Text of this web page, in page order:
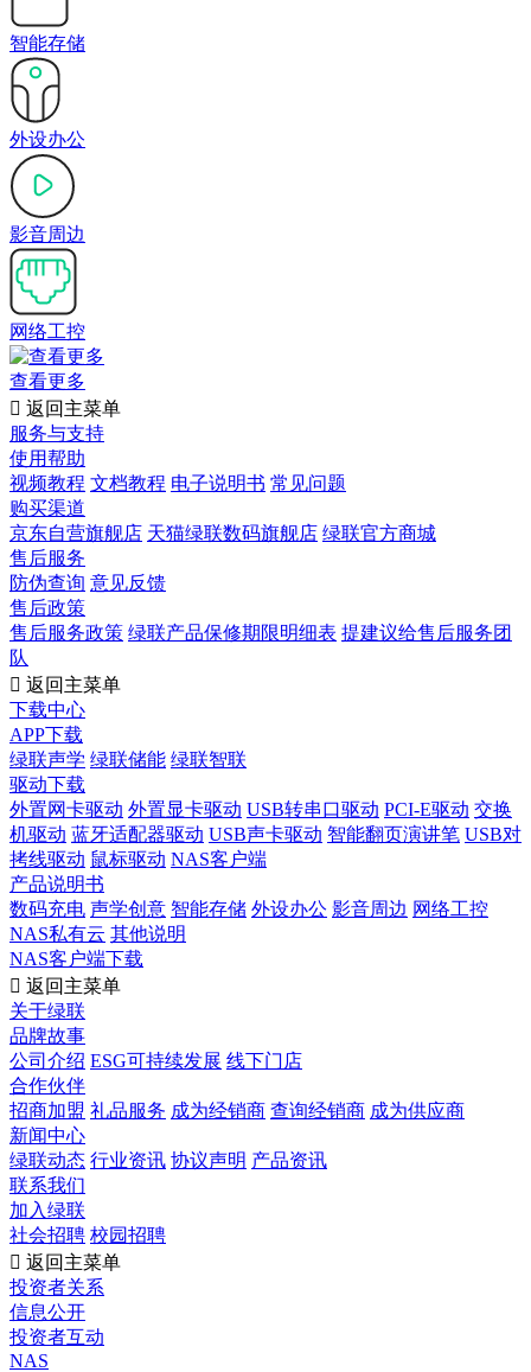
智能存储
外设办公
影音周边
网络工控
查看更多
 返回主菜单
服务与支持
使用帮助
视频教程 文档教程 电子说明书 常见问题
购买渠道
京东自营旗舰店 天猫绿联数码旗舰店 绿联官方商城
售后服务
防伪查询 意见反馈
售后政策
售后服务政策 绿联产品保修期限明细表 提建议给售后服务团
队
 返回主菜单
下载中心
APP下载
绿联声学 绿联储能 绿联智联
驱动下载
外置网卡驱动 外置显卡驱动 USB转串口驱动 PCI-E驱动 交换
机驱动 蓝牙适配器驱动 USB声卡驱动 智能翻页演讲笔 USB对
拷线驱动 鼠标驱动 NAS客户端
产品说明书
数码充电 声学创意 智能存储 外设办公 影音周边 网络工控
NAS私有云 其他说明
NAS客户端下载
 返回主菜单
关于绿联
品牌故事
公司介绍 ESG可持续发展 线下门店
合作伙伴
招商加盟 礼品服务 成为经销商 查询经销商 成为供应商
新闻中心
绿联动态 行业资讯 协议声明 产品资讯
联系我们
加入绿联
社会招聘 校园招聘
 返回主菜单
投资者关系
信息公开
投资者互动
NAS